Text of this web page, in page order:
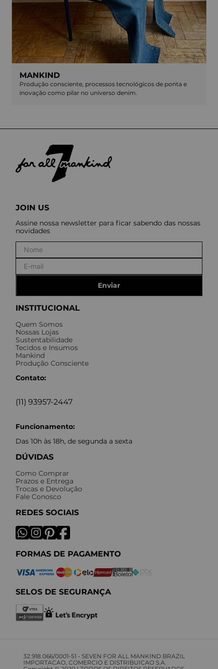
MANKIND
Produção consciente, processos tecnológicos de ponta e
inovação como pilar no universo denim.
INSTITUCIONAL
Quem Somos
Nossas Lojas
Sustentabilidade
Tecidos e Insumos
Mankind
Produção Consciente
Contato:
(11) 93957-2447
Funcionamento:
Das 10h às 18h, de segunda a sexta
DÚVIDAS
Como Comprar
Prazos e Entrega
Trocas e Devolução
Fale Conosco
REDES SOCIAIS
FORMAS DE PAGAMENTO
SELOS DE SEGURANÇA
JOIN US
Assine nossa newsletter para ficar sabendo das nossas
novidades
Enviar
32.918.066/0001-51 - SEVEN FOR ALL MANKIND BRAZIL
IMPORTACAO, COMERCIO E DISTRIBUICAO S.A.